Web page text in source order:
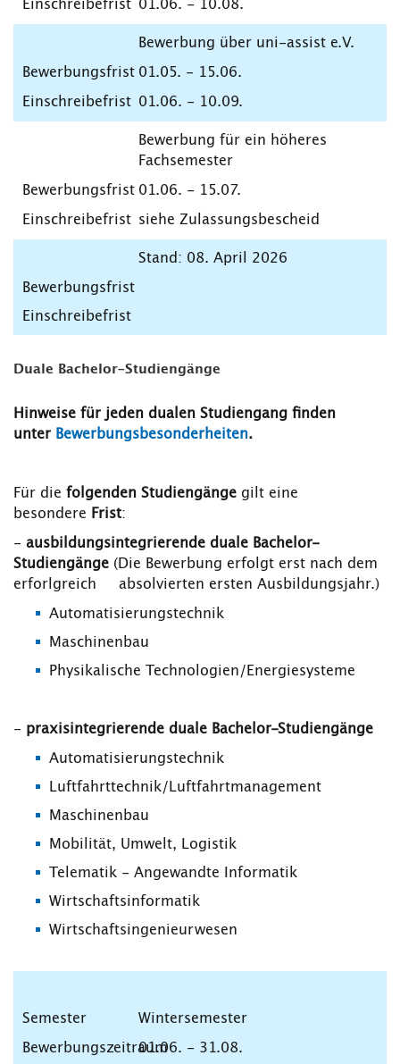
01.06. - 10.08.
Bewerbung über uni-assist e.V.
01.05. - 15.06.
01.06. - 10.09.
Bewerbung für ein höheres
Fachsemester
01.06. - 15.07.
siehe Zulassungsbescheid
Stand: 08. April 2026
Duale Bachelor-Studiengänge
Hinweise für jeden dualen Studiengang finden
unter Bewerbungsbesonderheiten.
Für die folgenden Studiengänge gilt eine
besondere Frist:
- ausbildungsintegrierende duale Bachelor-
Studiengänge (Die Bewerbung erfolgt erst nach dem
erforlgreich absolvierten ersten Ausbildungsjahr.)
Automatisierungstechnik
Maschinenbau
Physikalische Technologien/Energiesysteme
- praxisintegrierende duale Bachelor-Studiengänge
Automatisierungstechnik
Luftfahrttechnik/Luftfahrtmanagement
Maschinenbau
Mobilität, Umwelt, Logistik
Telematik - Angewandte Informatik
Wirtschaftsinformatik
Wirtschaftsingenieurwesen
Wintersemester
01.06. - 31.08.